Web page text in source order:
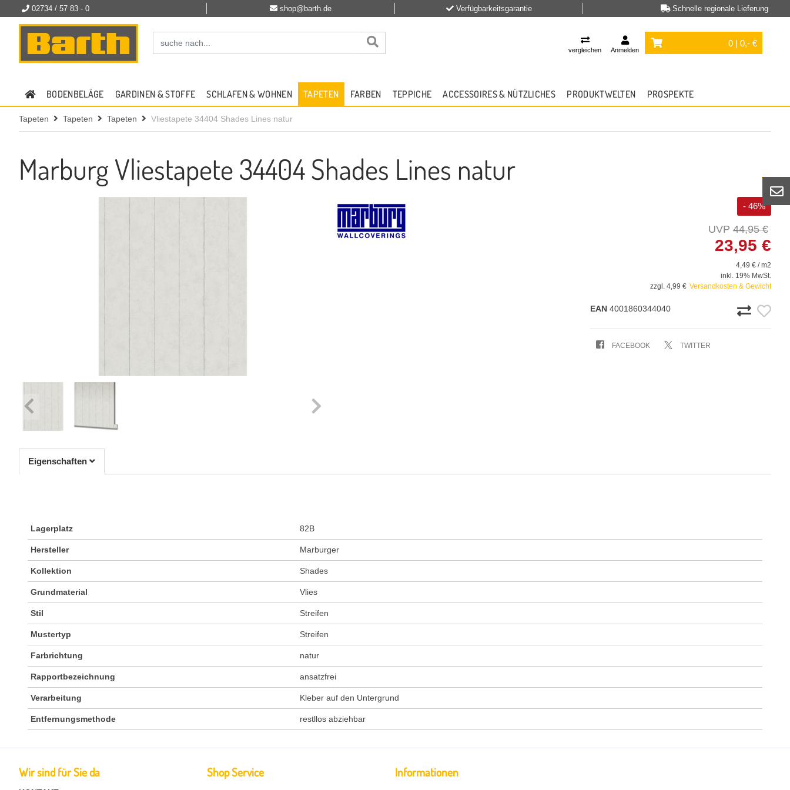
02734 / 57 83 - 0 shop@barth.de Verfügbarkeitsgarantie Schnelle regionale Lieferung
vergleichen Anmelden
0 | 0,- €
BODENBELÄGE GARDINEN & STOFFE SCHLAFEN & WOHNEN TAPETEN FARBEN TEPPICHE ACCESSOIRES & NÜTZLICHES PRODUKTWELTEN PROSPEKTE
Tapeten Tapeten Tapeten Vliestapete 34404 Shades Lines natur
Marburg Vliestapete 34404 Shades Lines natur
- 46%
44,95 €
23,95 €
4,49 € / m2
inkl. 19% MwSt.
zzgl. 4,99 € Versandkosten & Gewicht
EAN 4001860344040
FACEBOOK TWITTER
Eigenschaften
Lagerplatz 82B
Hersteller Marburger
Kollektion Shades
Grundmaterial Vlies
Stil Streifen
Mustertyp Streifen
Farbrichtung natur
Rapportbezeichnung ansatzfrei
Verarbeitung Kleber auf den Untergrund
Entfernungsmethode restllos abziehbar
Wir sind für Sie da Shop Service Informationen